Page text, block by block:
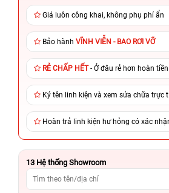
Giá luôn công khai, không phụ phí ẩn
Bảo hành VĨNH VIỄN - BAO RƠI VỠ
RẺ CHẤP HẾT- Ở đâu rẻ hơn hoàn tiền
Ký tên linh kiện và xem sửa chữa trực
Hoàn trả linh kiện hư hỏng có xác
13 Hệ thống Showroom